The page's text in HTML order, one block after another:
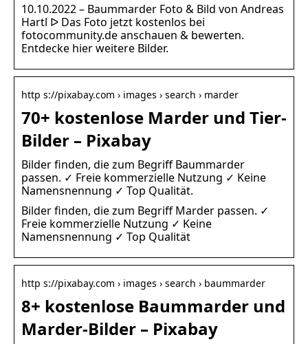
10.10.2022 – Baummarder Foto & Bild von Andreas
Hartl ᐅ Das Foto jetzt kostenlos bei
fotocommunity.de anschauen & bewerten.
Entdecke hier weitere Bilder.
http s://pixabay.com › images › search › marder
70+ kostenlose Marder und Tier-
Bilder – Pixabay
Bilder finden, die zum Begriff Baummarder
passen. ✓ Freie kommerzielle Nutzung ✓ Keine
Namensnennung ✓ Top Qualität.
Bilder finden, die zum Begriff Marder passen. ✓
Freie kommerzielle Nutzung ✓ Keine
Namensnennung ✓ Top Qualität
http s://pixabay.com › images › search › baummarder
8+ kostenlose Baummarder und
Marder-Bilder – Pixabay